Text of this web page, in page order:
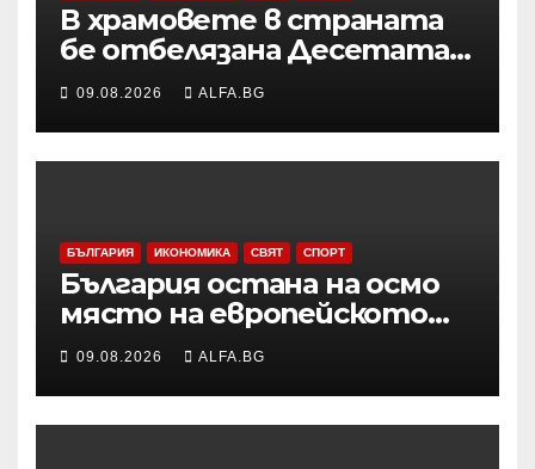
В храмовете в страната
бе отбелязана Десетата
неделя след
Петдесетница
09.08.2026 ALFA.BG
БЪЛГАРИЯ ИКОНОМИКА СВЯТ СПОРТ
България остана на осмо
място на европейското
първенство по баскетбол
за девойки до 18 години в
Дивизия „В“
09.08.2026 ALFA.BG